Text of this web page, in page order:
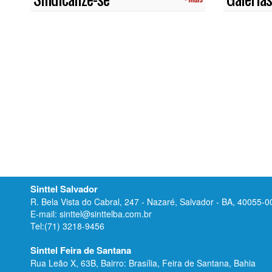
Sinttel Salvador
R. Bela Vista do Cabral, 247 - Nazaré, Salvador - BA, 40055-
E-mail: sinttel@sinttelba.com.br
Tel:(71) 3218-9456
Sinttel Feira de Santana
Rua Leão X, 63B, Bairro: Brasília, Feira de Santana, Bahia